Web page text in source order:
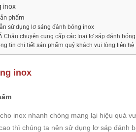
inox
phẩm
sử dụng lơ sáng đánh bóng inox
Châu chuyên cung cấp các loại lơ sáp đánh
tin chi tiết sản phẩm quý khách vui lòng liên hệ
inox
inox nhanh chóng mang lại hiệu quả
thì chúng ta nên sử dụng lơ sáp đánh